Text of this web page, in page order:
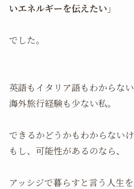
いエネルギーを伝えたい」
でした。
英語もイタリア語もわからない
海外旅行経験も少ない私。
できるかどうかもわからない
もし、可能性があるのなら、
アッシジで暮らすと言う人生